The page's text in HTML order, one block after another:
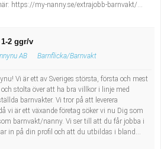
o specialavd. o mottagning
https://my-nanny.se/extrajobb-barnvakt/...
2 ggr/v
AB Barnflicka/Barnvakt
Vi är ett av Sveriges största, första och mest
stolta över att ha bra villkor i linje med
barnvakter. Vi tror på att leverera
vi är ett växande företag söker vi nu Dig som
barnvakt/nanny. Vi ser till att du får jobba i
in på din profil och att du utbildas i bland...